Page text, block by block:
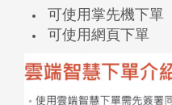
可使用掌先機下單
可使用網頁下單